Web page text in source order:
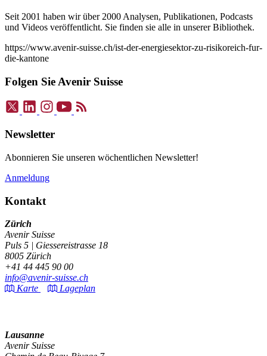
Seit 2001 haben wir über 2000 Analysen, Publikationen, Podcasts
und Videos veröffentlicht. Sie finden sie alle in unserer Bibliothek.
https://www.avenir-suisse.ch/ist-der-energiesektor-zu-risikoreich-fur-
die-kantone
Folgen Sie Avenir Suisse
Newsletter
Abonnieren Sie unseren wöchentlichen Newsletter!
Anmeldung
Kontakt
Zürich
Avenir Suisse
Puls 5 | Giessereistrasse 18
8005 Zürich
+41 44 445 90 00
info@avenir-suisse.ch
Karte
Lageplan
Lausanne
Avenir Suisse